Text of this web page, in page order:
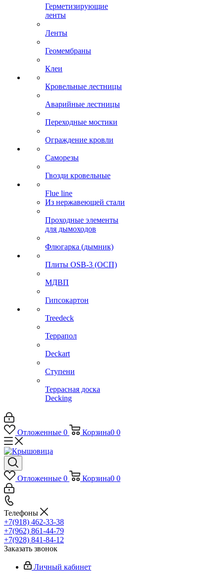
Герметизирующие
ленты
Ленты
Геомембраны
Клеи
Кровельные лестницы
Аварийные лестницы
Переходные мостики
Ограждение кровли
Саморезы
Гвозди кровельные
Flue line
Из нержавеющей стали
Проходные элементы
для дымоходов
Флюгарка (дымник)
Плиты OSB-3 (ОСП)
МДВП
Гипсокартон
Treedeck
Террапол
Deckart
Ступени
Террасная доска
Decking
Отложенные 0 Корзина0 0
Отложенные 0 Корзина0 0
Телефоны
+7(918) 462-33-38
+7(962) 861-44-79
+7(928) 841-84-12
Заказать звонок
Личный кабинет